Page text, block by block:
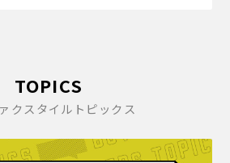
TOPICS
クスタイルトピックス